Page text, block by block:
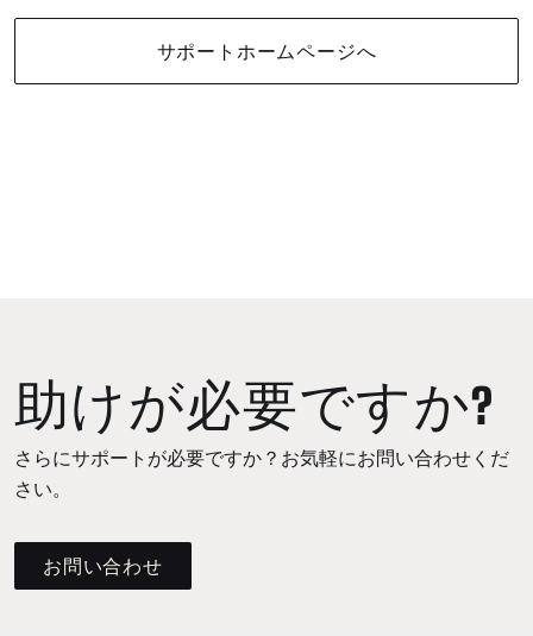
サポートホームページへ
助けが必要ですか?
さらにサポートが必要ですか？お気軽にお問い合わせくだ
さい。
お問い合わせ